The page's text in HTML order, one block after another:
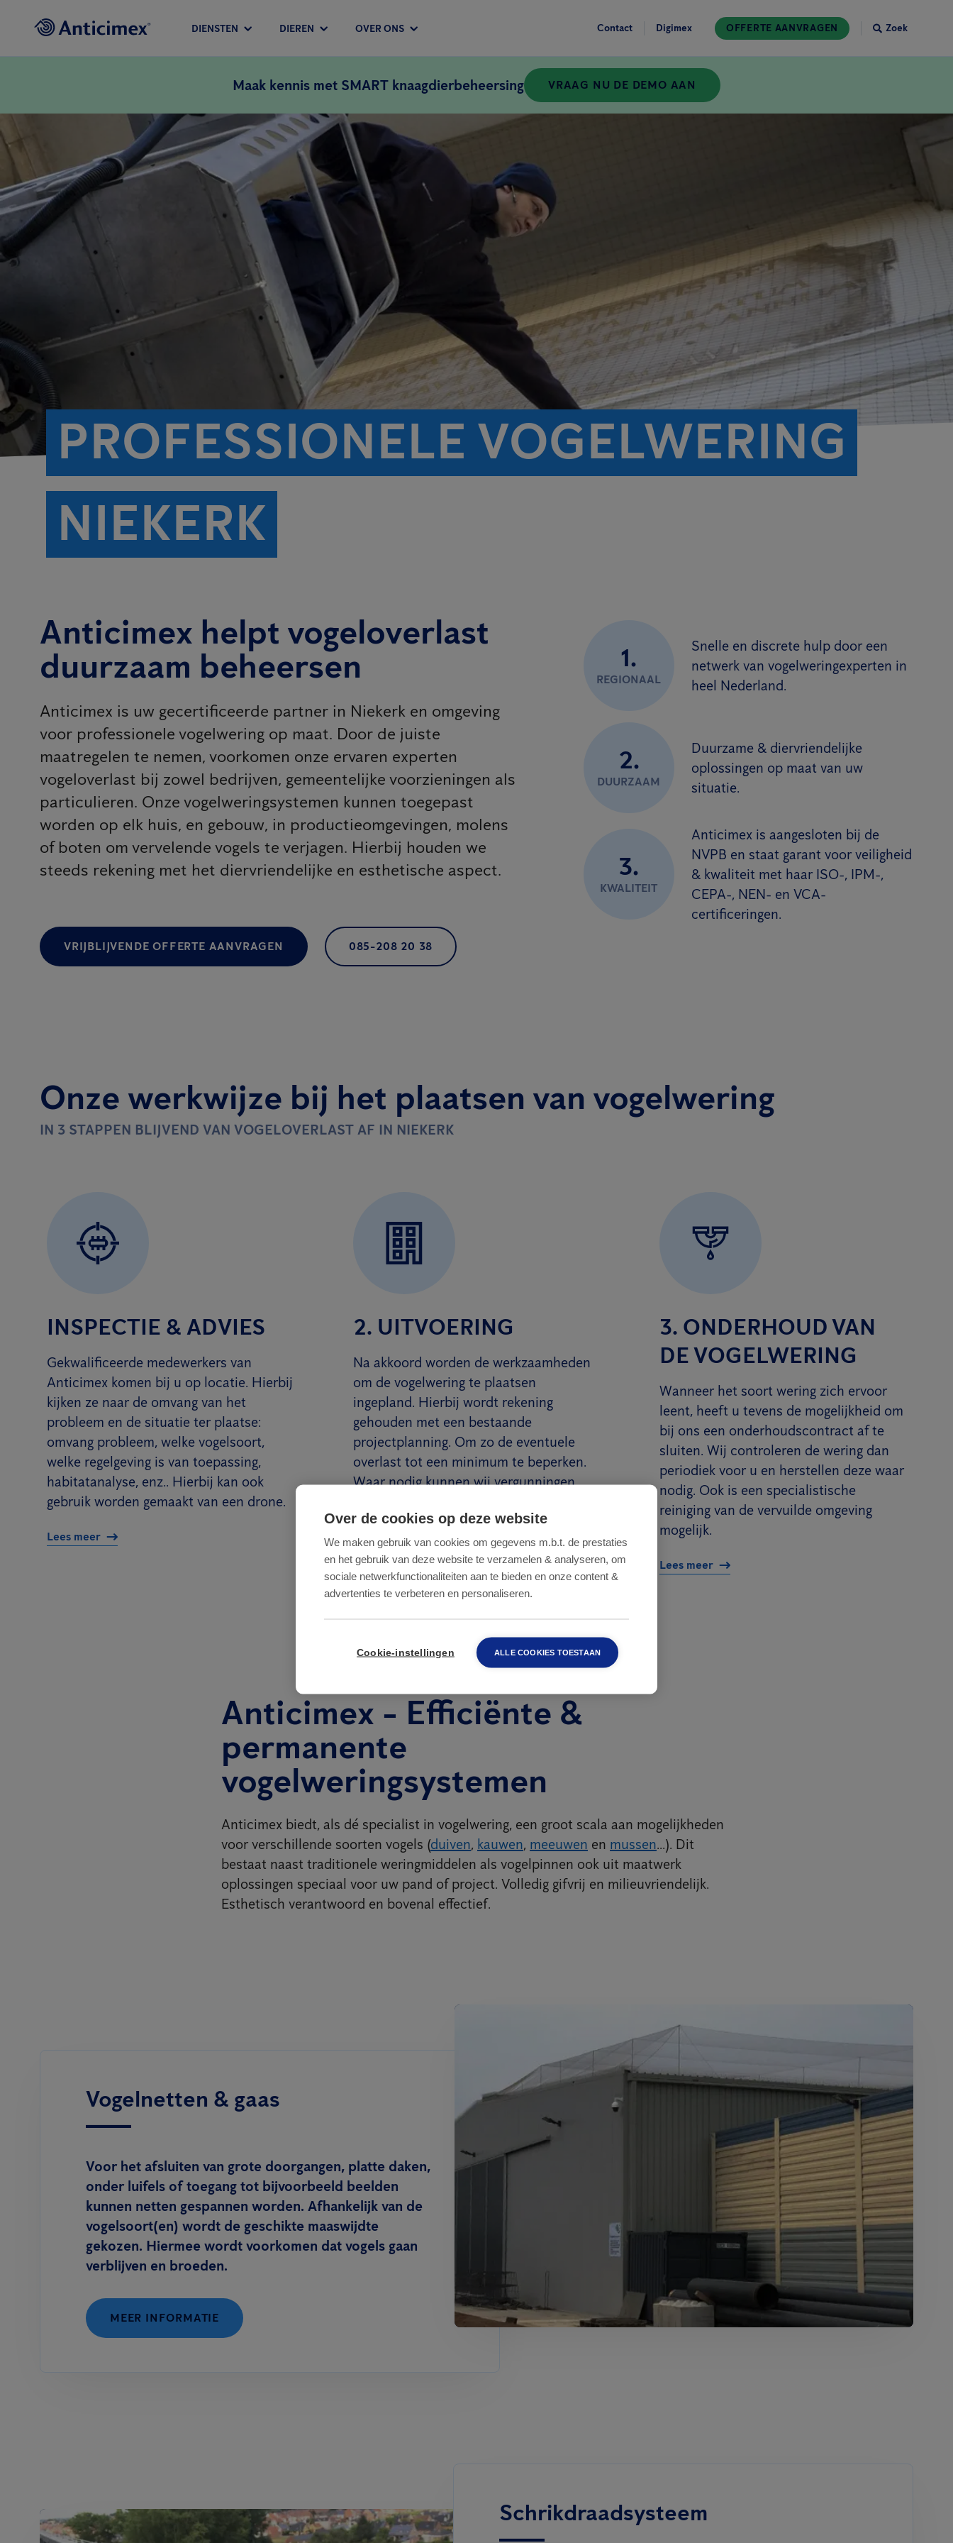
DIENSTEN DIEREN OVER ONS Contact Digimex OFFERTE AANVRAGEN Zoek
Maak kennis met SMART knaagdierbeheersing VRAAG NU DE DEMO AAN
PROFESSIONELE VOGELWERING
NIEKERK
Anticimex helpt vogeloverlast
duurzaam beheersen
Anticimex is uw gecertificeerde partner in Niekerk en omgeving
voor professionele vogelwering op maat. Door de juiste
maatregelen te nemen, voorkomen onze ervaren experten
vogeloverlast bij zowel bedrijven, gemeentelijke voorzieningen als
particulieren. Onze vogelweringsystemen kunnen toegepast
worden op elk huis, en gebouw, in productieomgevingen, molens
of boten om vervelende vogels te verjagen. Hierbij houden we
steeds rekening met het diervriendelijke en esthetische aspect.
VRIJBLIJVENDE OFFERTE AANVRAGEN 085-208 20 38
1.
REGIONAAL
Snelle en discrete hulp door een
netwerk van vogelweringexperten in
heel Nederland.
2.
DUURZAAM
Duurzame & diervriendelijke
oplossingen op maat van uw
situatie.
3.
KWALITEIT
Anticimex is aangesloten bij de
NVPB en staat garant voor veiligheid
& kwaliteit met haar ISO-, IPM-,
CEPA-, NEN- en VCA-
certificeringen.
Onze werkwijze bij het plaatsen van vogelwering
IN 3 STAPPEN BLIJVEND VAN VOGELOVERLAST AF IN NIEKERK
INSPECTIE & ADVIES
Gekwalificeerde medewerkers van
Anticimex komen bij u op locatie. Hierbij
kijken ze naar de omvang van het
probleem en de situatie ter plaatse:
omvang probleem, welke vogelsoort,
welke regelgeving is van toepassing,
habitatanalyse, enz.. Hierbij kan ook
gebruik worden gemaakt van een drone.
Lees meer
2. UITVOERING
Na akkoord worden de werkzaamheden
om de vogelwering te plaatsen
ingepland. Hierbij wordt rekening
gehouden met een bestaande
projectplanning. Om zo de eventuele
overlast tot een minimum te beperken.
Waar nodig kunnen wij vergunningen
buren of de gemeente.
Lees meer
3. ONDERHOUD VAN
DE VOGELWERING
Wanneer het soort wering zich ervoor
leent, heeft u tevens de mogelijkheid om
bij ons een onderhoudscontract af te
sluiten. Wij controleren de wering dan
periodiek voor u en herstellen deze waar
nodig. Ook is een specialistische
reiniging van de vervuilde omgeving
mogelijk.
Lees meer
Anticimex - Efficiënte &
permanente
vogelweringsystemen
Anticimex biedt, als dé specialist in vogelwering, een groot scala aan mogelijkheden
voor verschillende soorten vogels (duiven, kauwen, meeuwen en mussen...). Dit
bestaat naast traditionele weringmiddelen als vogelpinnen ook uit maatwerk
oplossingen speciaal voor uw pand of project. Volledig gifvrij en milieuvriendelijk.
Esthetisch verantwoord en bovenal effectief.
Vogelnetten & gaas
Voor het afsluiten van grote doorgangen, platte daken,
onder luifels of toegang tot bijvoorbeeld beelden
kunnen netten gespannen worden. Afhankelijk van de
vogelsoort(en) wordt de geschikte maaswijdte
gekozen. Hiermee wordt voorkomen dat vogels gaan
verblijven en broeden.
MEER INFORMATIE
Schrikdraadsysteem
Over de cookies op deze website
We maken gebruik van cookies om gegevens m.b.t. de prestaties
en het gebruik van deze website te verzamelen & analyseren, om
sociale netwerkfunctionaliteiten aan te bieden en onze content &
advertenties te verbeteren en personaliseren.
Cookie-instellingen ALLE COOKIES TOESTAAN